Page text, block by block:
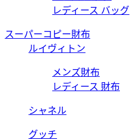
レディース バッグ
スーパーコピー財布
ルイヴィトン
メンズ財布
レディース 財布
シャネル
グッチ